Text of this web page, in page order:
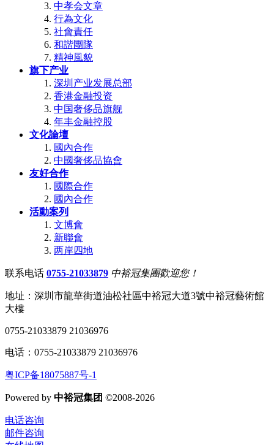
中孝会文章
行為文化
社會責任
和諧團隊
精神風貌
旗下产业
深圳产业发展总部
香港金融投资
中国奢侈品旗舰
年丰金融控股
文化論壇
國內合作
中國奢侈品協會
友好合作
國際合作
國內合作
活動案列
文博會
新聯會
两岸四地
联系电话 0755-21033879 中裕冠集團歡迎您！
地址：深圳市龍華街道油松社區中裕冠大道3號中裕冠藝術館
大樓
0755-21033879 21036976
电话：0755-21033879 21036976
粤ICP备18075887号-1
Powered by 中裕冠集团 ©2008-2026
电话咨询
邮件咨询